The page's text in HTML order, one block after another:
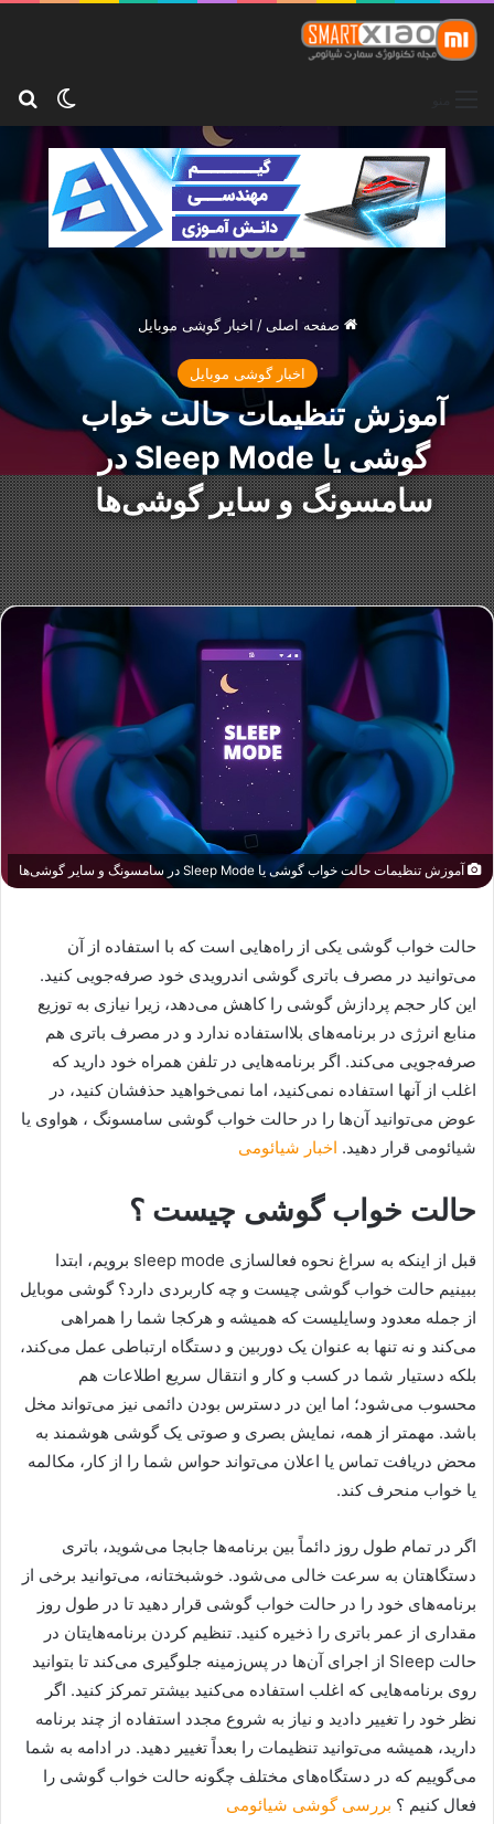
تغییر
صفحه اصلی / اخبار گوشی موبایل
اخبار گوشی موبایل
آموزش تنظیمات حالت خواب
گوشی یا Sleep Mode در
سامسونگ و سایر گوشی‌ها
آموزش تنظیمات حالت خواب گوشی یا Sleep Mode در سامسونگ و سایر گوشی‌ها
حالت خواب گوشی یکی از راه‌هایی است که با استفاده از آن
می‌توانید در مصرف باتری گوشی اندرویدی خود صرفه‌جویی کنید.
این کار حجم پردازش گوشی را کاهش می‌دهد، زیرا نیازی به توزیع
منابع انرژی در برنامه‌های بلااستفاده ندارد و در مصرف باتری هم
صرفه‌جویی می‌کند. اگر برنامه‌هایی در تلفن همراه خود دارید که
اغلب از آنها استفاده نمی‌کنید، اما نمی‌خواهید حذفشان کنید، در
عوض می‌توانید آن‌ها را در حالت خواب گوشی سامسونگ ، هواوی یا
شیائومی قرار دهید. اخبار شیائومی
حالت خواب گوشی چیست ؟
قبل از اینکه به سراغ نحوه فعالسازی sleep mode برویم، ابتدا
ببینیم حالت خواب گوشی چیست و چه کاربردی دارد؟ گوشی موبایل
از جمله معدود وسایلیست که همیشه و هرکجا شما را همراهی
می‌کند و نه تنها به عنوان یک دوربین و دستگاه ارتباطی عمل می‌کند،
بلکه دستیار شما در کسب و کار و انتقال سریع اطلاعات هم
محسوب می‌شود؛ اما این در دسترس بودن دائمی نیز می‌تواند مخل
باشد. مهمتر از همه، نمایش بصری و صوتی یک گوشی هوشمند به
محض دریافت تماس یا اعلان می‌تواند حواس شما را از کار، مکالمه
یا خواب منحرف کند.
اگر در تمام طول روز دائماً بین برنامه‌ها جابجا می‌شوید، باتری
دستگاهتان به سرعت خالی می‌شود. خوشبختانه، می‌توانید برخی از
برنامه‌های خود را در حالت خواب گوشی قرار دهید تا در طول روز
مقداری از عمر باتری را ذخیره کنید. تنظیم کردن برنامه‌هایتان در
حالت Sleep از اجرای آن‌ها در پس‌زمینه جلوگیری می‌کند تا بتوانید
روی برنامه‌هایی که اغلب استفاده می‌کنید بیشتر تمرکز کنید. اگر
نظر خود را تغییر دادید و نیاز به شروع مجدد استفاده از چند برنامه
دارید، همیشه می‌توانید تنظیمات را بعداً تغییر دهید. در ادامه به شما
می‌گوییم که در دستگاه‌های مختلف چگونه حالت خواب گوشی را
فعال کنیم ؟ بررسی گوشی شیائومی